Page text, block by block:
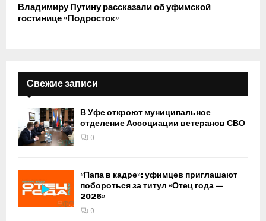
Владимиру Путину рассказали об уфимской
гостинице «Подросток»
Свежие записи
В Уфе откроют муниципальное
отделение Ассоциации ветеранов СВО
0
«Папа в кадре»: уфимцев приглашают
побороться за титул «Отец года —
2026»
0